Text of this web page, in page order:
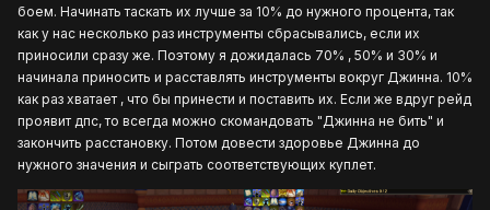
боем. Начинать таскать их лучше за 10% до нужного процента, так
как у нас несколько раз инструменты сбрасывались, если их
приносили сразу же. Поэтому я дожидалась 70% , 50% и 30% и
начинала приносить и расставлять инструменты вокруг Джинна. 10%
как раз хватает , что бы принести и поставить их. Если же вдруг рейд
проявит дпс, то всегда можно скомандовать "Джинна не бить" и
закончить расстановку. Потом довести здоровье Джинна до
нужного значения и сыграть соответствующих куплет.